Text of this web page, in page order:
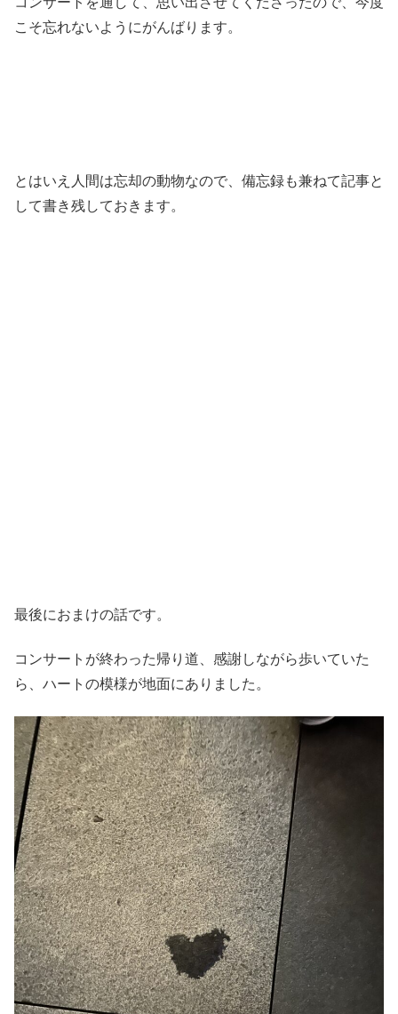
こそ忘れないようにがんばります。
とはいえ人間は忘却の動物なので、備忘録も兼ねて記事と
して書き残しておきます。
最後におまけの話です。
コンサートが終わった帰り道、感謝しながら歩いていた
ら、ハートの模様が地面にありました。